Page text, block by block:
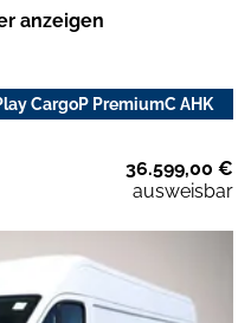
anzeigen
CargoP PremiumC AHK
36.599,00 €
ausweisbar